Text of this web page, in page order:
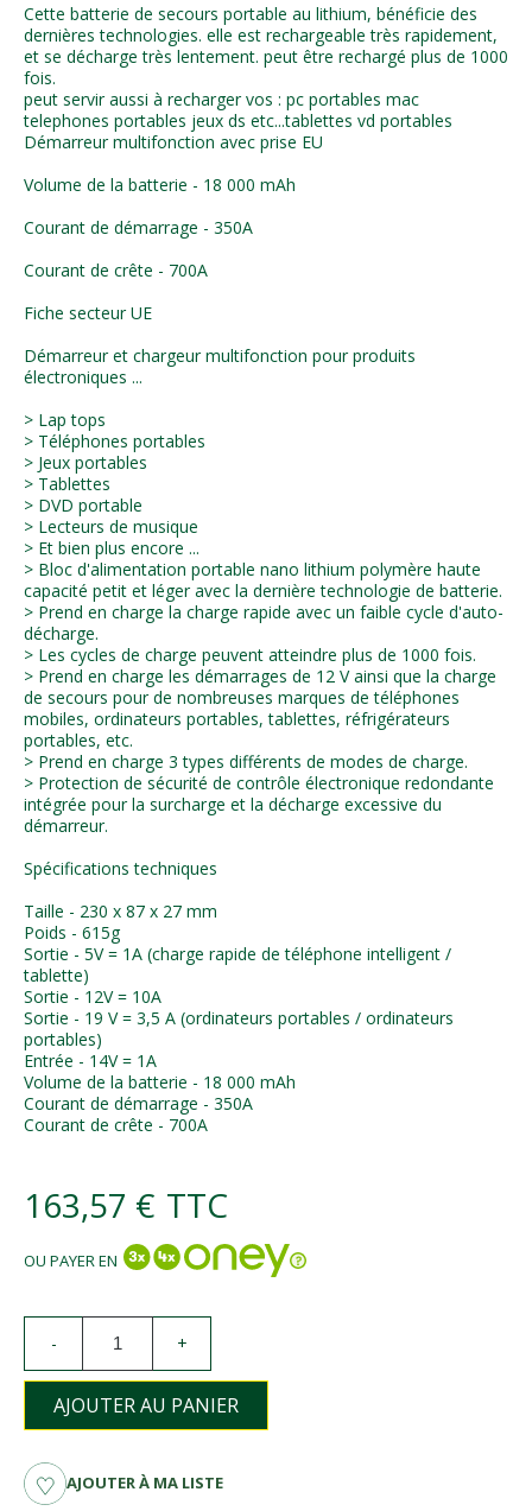
Cette batterie de secours portable au lithium, bénéficie des
dernières technologies. elle est rechargeable très rapidement,
et se décharge très lentement. peut être rechargé plus de 1000
fois.
peut servir aussi à recharger vos : pc portables mac
telephones portables jeux ds etc...tablettes vd portables
Démarreur multifonction avec prise EU
Volume de la batterie - 18 000 mAh
Courant de démarrage - 350A
Courant de crête - 700A
Fiche secteur UE
Démarreur et chargeur multifonction pour produits
électroniques ...
> Lap tops
> Téléphones portables
> Jeux portables
> Tablettes
> DVD portable
> Lecteurs de musique
> Et bien plus encore ...
> Bloc d'alimentation portable nano lithium polymère haute
capacité petit et léger avec la dernière technologie de batterie.
> Prend en charge la charge rapide avec un faible cycle d'auto-
décharge.
> Les cycles de charge peuvent atteindre plus de 1000 fois.
> Prend en charge les démarrages de 12 V ainsi que la charge
de secours pour de nombreuses marques de téléphones
mobiles, ordinateurs portables, tablettes, réfrigérateurs
portables, etc.
> Prend en charge 3 types différents de modes de charge.
> Protection de sécurité de contrôle électronique redondante
intégrée pour la surcharge et la décharge excessive du
démarreur.
Spécifications techniques
Taille - 230 x 87 x 27 mm
Poids - 615g
Sortie - 5V = 1A (charge rapide de téléphone intelligent /
tablette)
Sortie - 12V = 10A
Sortie - 19 V = 3,5 A (ordinateurs portables / ordinateurs
portables)
Entrée - 14V = 1A
Volume de la batterie - 18 000 mAh
Courant de démarrage - 350A
Courant de crête - 700A
163,57 € TTC
OU PAYER EN
- +
AJOUTER AU PANIER
AJOUTER À MA LISTE